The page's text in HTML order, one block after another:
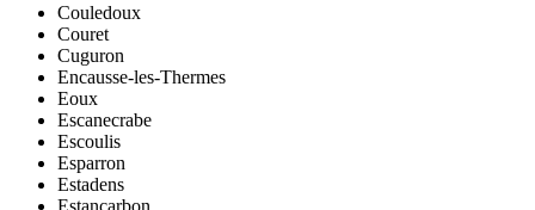
Couledoux
Couret
Cuguron
Encausse-les-Thermes
Eoux
Escanecrabe
Escoulis
Esparron
Estadens
Estancarbon